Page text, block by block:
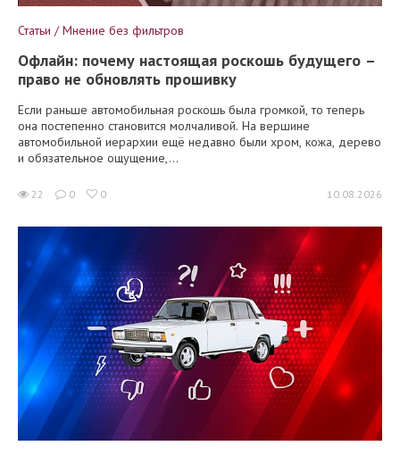
Статьи / Мнение без фильтров
Офлайн: почему настоящая роскошь будущего –
право не обновлять прошивку
Если раньше автомобильная роскошь была громкой, то теперь
она постепенно становится молчаливой. На вершине
автомобильной иерархии ещё недавно были хром, кожа, дерево
и обязательное ощущение,...
22 0 0 10.08.2026